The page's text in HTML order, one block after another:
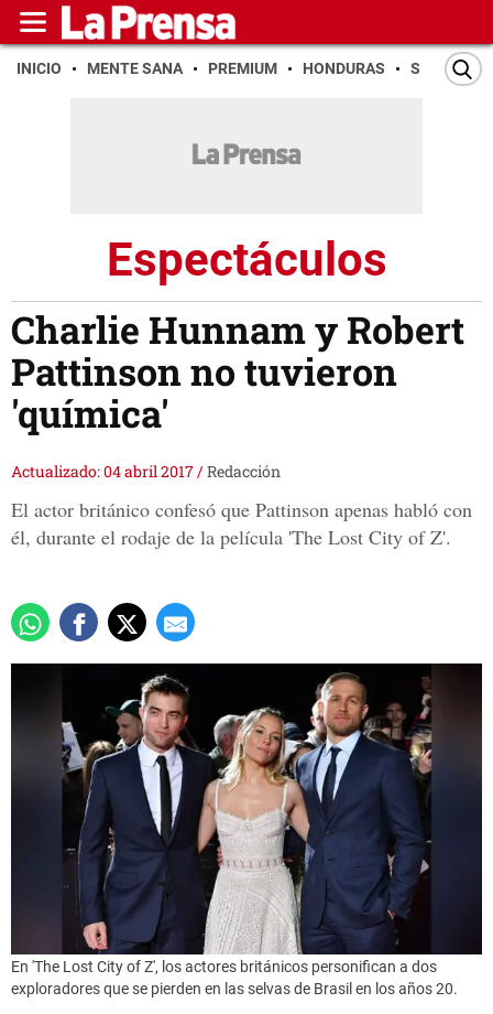
INICIO MENTE SANA PREMIUM HONDURAS SAN PEDRO
Espectáculos
Charlie Hunnam y Robert
Pattinson no tuvieron
'química'
Actualizado: 04 abril 2017/Redacción
El actor británico confesó que Pattinson apenas habló con
él, durante el rodaje de la película 'The Lost City of Z'.
En 'The Lost City of Z', los actores británicos personifican a dos
exploradores que se pierden en las selvas de Brasil en los años 20.